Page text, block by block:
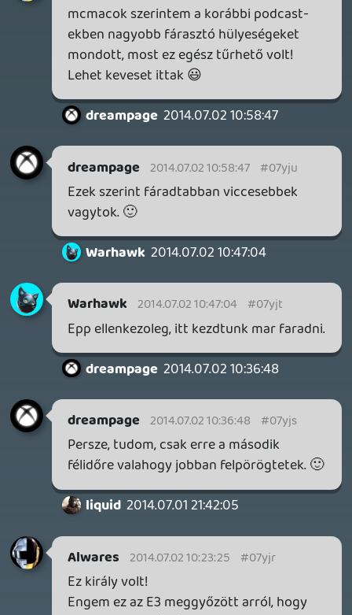
csavar 2014.07.01 22:55:50
Egy jó E3 után, jó podcast dukál - sikerült!
Nem csalódtam a csapatban... thx.
gabi1818 2014.07.01 22:13:36 #07yjp
Hát most így egyben ledaráltam mind2
részt, jókat nevettem rajtatok 🙂
liquid
Ez a rész és az első rész ugyanaz a rész,
tulajdonképpen, csak középen ketté
dreampage 2014.07.01 21:35:56
dreampage
Ez szerintem jobb volt az első résznél. 🙂